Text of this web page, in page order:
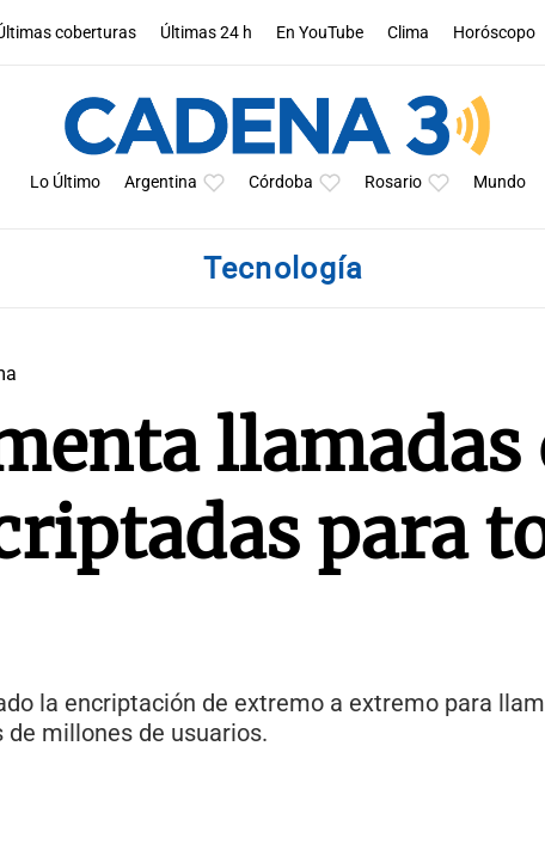
coberturas Últimas 24 h En YouTube Clima Horóscopo
Lo Último Argentina Córdoba Rosario Mundo
Tecnología
llamadas
para
la encriptación de extremo a extremo para
millones de usuarios.